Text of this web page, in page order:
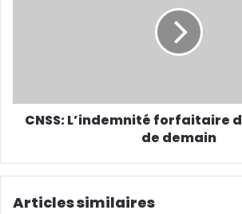
CNSS: L’indemnité forfaitaire
de demain
Articles similaires